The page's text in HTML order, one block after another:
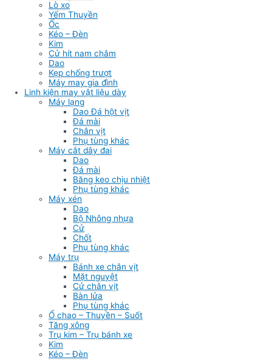
Lò xo
Yếm Thuyền
Ốc
Kéo – Đèn
Kim
Cử hít nam châm
Dao
Kẹp chống trượt
Máy may gia đình
Linh kiện may vật liệu dày
Máy lạng
Dao Đá hột vịt
Đá mài
Chân vịt
Phụ tùng khác
Máy cắt dây đai
Dao
Đá mài
Băng keo chịu nhiệt
Phụ tùng khác
Máy xén
Dao
Bộ Nhông nhựa
Cử
Chốt
Phụ tùng khác
Máy trụ
Bánh xe chân vịt
Mặt nguyệt
Cử chân vịt
Bàn lửa
Phụ tùng khác
Ổ chao – Thuyền – Suốt
Tăng xông
Trụ kim – Trụ bánh xe
Kim
Kéo – Đèn